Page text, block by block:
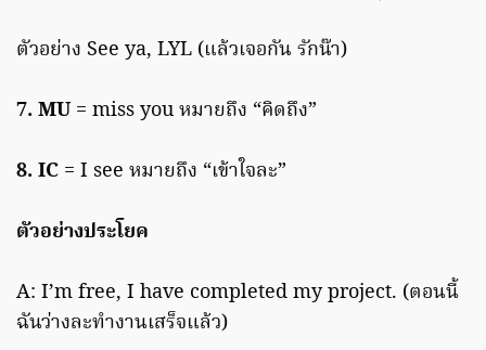
ตัวอย่าง See ya, LYL (แล้วเจอกัน รักน๊า)
7. MU= miss you หมายถึง “คิดถึง”
8. IC = I see หมายถึง “เข้าใจละ”
ตัวอย่างประโยค
A: I’m free, I have completed my project. (ตอนนี้
ฉันว่างละทำงานเสร็จแล้ว)